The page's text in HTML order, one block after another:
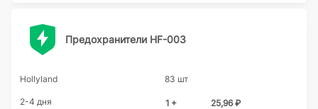
Предохранители HF-003
Hollyland 83 шт
2-4 дня 1 +
25,96 ₽